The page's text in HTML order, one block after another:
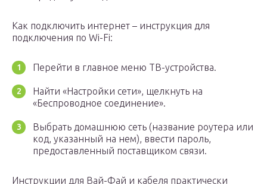
Как подключить интернет – инструкция для
подключения по Wi-Fi:
Перейти в главное меню ТВ-устройства.
Найти «Настройки сети», щелкнуть на
«Беспроводное соединение».
Выбрать домашнюю сеть (название роутера или
код, указанный на нем), ввести пароль,
предоставленный поставщиком связи.
Инструкции для Вай-Фай и кабеля практически